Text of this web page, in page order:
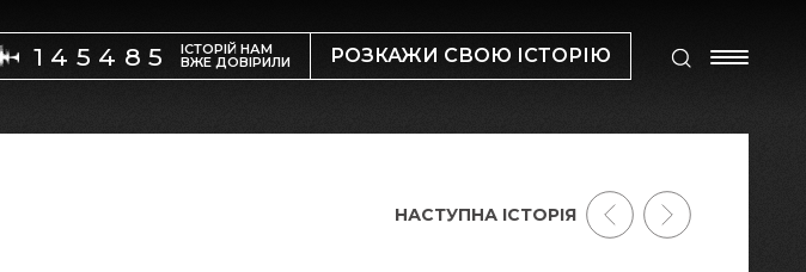
145485 ІСТОРІЙ НАМ
ВЖЕ ДОВІРИЛИ РОЗКАЖИ СВОЮ ІСТОРІЮ
НАСТУПНА ІСТОРІЯ